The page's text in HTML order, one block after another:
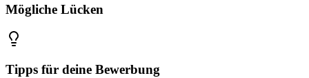
Mögliche Lücken
Tipps für deine Bewerbung